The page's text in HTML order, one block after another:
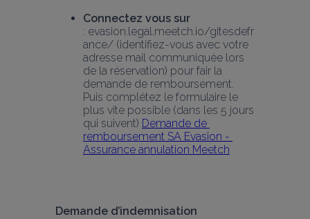
Connectez vous sur
: evasion.legal.meetch.io/gitesdefr
ance/ (identifiez-vous avec votre
adresse mail communiquée lors
de la réservation) pour fair la
demande de remboursement.
Puis complétez le formulaire le
plus vite possible (dans les 5 jours
qui suivent) Demande de
remboursement SA Evasion -
Assurance annulation Meetch
Demande d’indemnisation